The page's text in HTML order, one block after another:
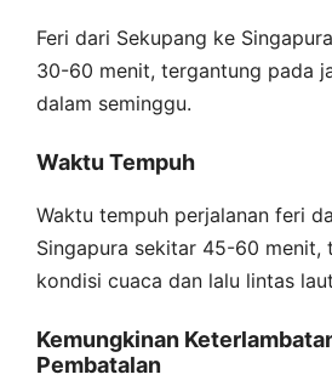
Feri dari Sekupang ke
30-60 menit, tergantung pada
dalam seminggu.
Waktu Tempuh
Waktu tempuh perjalanan feri
Singapura sekitar 45-60 menit,
kondisi cuaca dan lalu lintas
Kemungkinan
Pembatalan